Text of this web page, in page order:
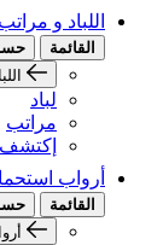
اللباد و
القائمة
لباد
مراتب
إكتشف
أرواب
القائمة